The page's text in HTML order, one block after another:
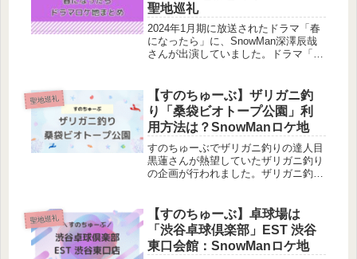
聖地巡礼
2024年1月期に放送されたドラマ「春
になったら」に、SnowMan深澤辰哉
さんが出演していました。ドラマ「春
た！聖地巡礼にお役立ていただけると
嬉しいです。＼春になったら相関...
聖地巡礼
【すのちゅーぶ】ザリガニ釣
り「桑袋ビオトープ公園」利
用方法は？SnowManロケ地
すのちゅーぶでザリガニ釣りの達人目
黒蓮さんが熱望していたザリガニ釣り
の企画が行われました。ザリガニ釣り
が訪れた公園の情報ザリガニ釣りの動
画はどこで見られる？なんと、ザリ
ガ...
聖地巡礼
【すのちゅーぶ】卓球場は
「渋谷卓球倶楽部」EST 渋谷
東口会館：SnowManロケ地